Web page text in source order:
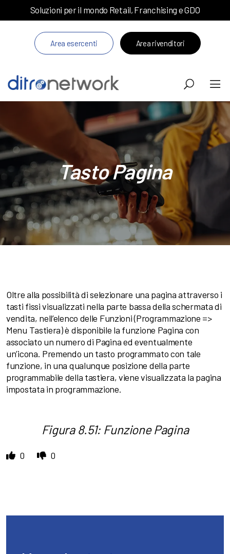
Soluzioni per il mondo Retail, Franchising e GDO
Area esercenti Area rivenditori
Tasto Pagina
Oltre alla possibilità di selezionare una pagina attraverso i
tasti fissi visualizzati nella parte bassa della schermata di
vendita, nell’elenco delle Funzioni (Programmazione =>
Menu Tastiera) è disponibile la funzione Pagina con
associato un numero di Pagina ed eventualmente
un’icona. Premendo un tasto programmato con tale
funzione, in una qualunque posizione della parte
programmabile della tastiera, viene visualizzata la pagina
impostata in programmazione.
Figura 8.51: Funzione Pagina
0 0